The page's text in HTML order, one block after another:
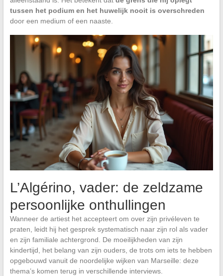
tussen het podium en het huwelijk nooit is overschreden
door een medium of een naaste.
L’Algérino, vader: de zeldzame
persoonlijke onthullingen
Wanneer de artiest het accepteert om over zijn privéleven te
praten, leidt hij het gesprek systematisch naar zijn rol als vader
en zijn familiale achtergrond. De moeilijkheden van zijn
kindertijd, het belang van zijn ouders, de trots om iets te hebben
opgebouwd vanuit de noordelijke wijken van Marseille: deze
thema’s komen terug in verschillende interviews.